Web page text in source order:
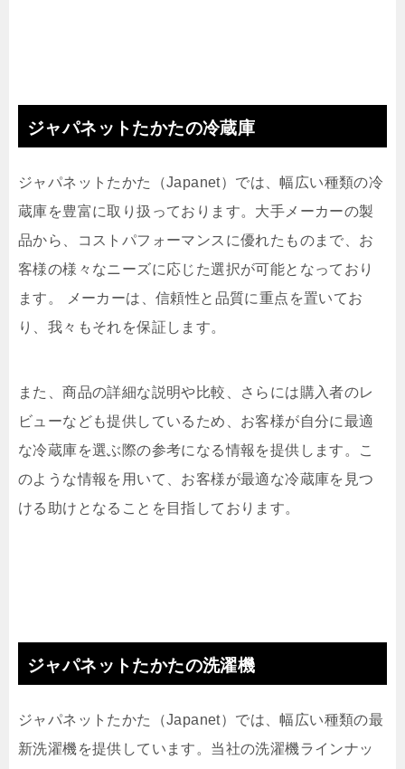
ジャパネットたかたの冷蔵庫
ジャパネットたかた（Japanet）では、幅広い種類の冷
蔵庫を豊富に取り扱っております。大手メーカーの製
品から、コストパフォーマンスに優れたものまで、お
客様の様々なニーズに応じた選択が可能となっており
ます。 メーカーは、信頼性と品質に重点を置いてお
り、我々もそれを保証します。
また、商品の詳細な説明や比較、さらには購入者のレ
ビューなども提供しているため、お客様が自分に最適
な冷蔵庫を選ぶ際の参考になる情報を提供します。こ
のような情報を用いて、お客様が最適な冷蔵庫を見つ
ける助けとなることを目指しております。
ジャパネットたかたの洗濯機
ジャパネットたかた（Japanet）では、幅広い種類の最
新洗濯機を提供しています。当社の洗濯機ラインナッ